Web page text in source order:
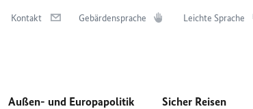
Kontakt Gebärdensprache Leichte Sprache
Außen- und Europapolitik Sicher Reisen